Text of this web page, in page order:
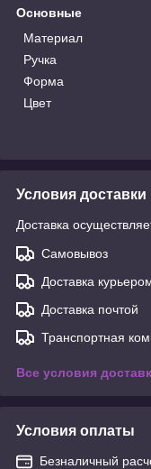
Основные
Материал
Ручка
Форма
Цвет
Условия доставки
Доставка
Самовывоз
Доставка
Доставка почтой
Транспортная
Все условия
Условия оплаты
Безналичный